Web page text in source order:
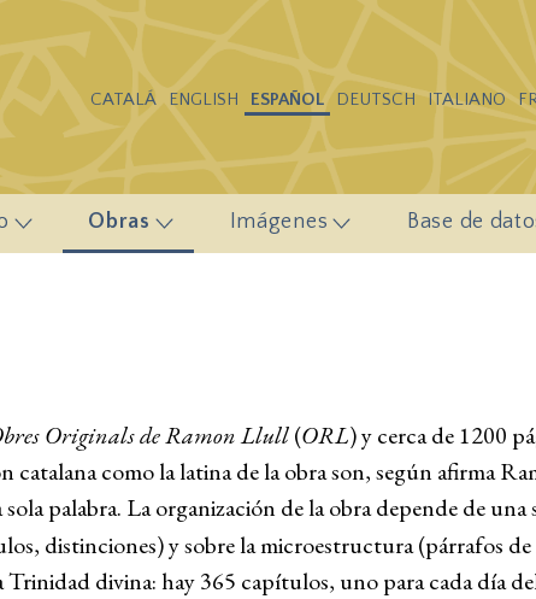
CATALÁ ENGLISH ESPAÑOL DEUTSCH ITALIANO
Obras Imágenes Base de
Originals de Ramon Llull(ORL) y cerca de 1200
catalana como la latina de la obra son, según afirma
palabra. La organización de la obra depende de una
distinciones) y sobre la microestructura (párrafos
divina: hay 365 capítulos, uno para cada día